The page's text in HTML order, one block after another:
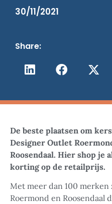
30/11/2021
Share:
De beste plaatsen om
Designer Outlet
Roosendaal. Hier shop je
korting op de retailprijs.
Met meer dan 100
Roermond en Roosendaal